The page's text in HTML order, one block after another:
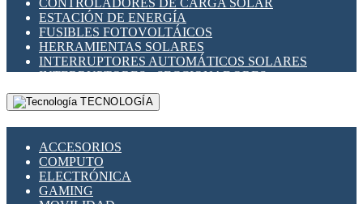
CONTROLADORES DE CARGA SOLAR
ESTACIÓN DE ENERGÍA
FUSIBLES FOTOVOLTÁICOS
HERRAMIENTAS SOLARES
INTERRUPTORES AUTOMÁTICOS SOLARES
INTERRUPTORES - SECCIONADORES
FOTOVOLTÁICOS
MONTAJE PANEL SOLAR
SUPRESOR DE TRANSIENTES SPDS PARA
APLICACIONES FOTOVOLTAICAS
TECNOLOGÍA
ACCESORIOS
COMPUTO
ELECTRÓNICA
GAMING